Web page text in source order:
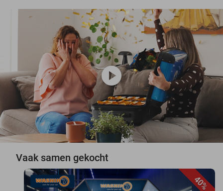
play_circle
Vaak samen gekocht
40%